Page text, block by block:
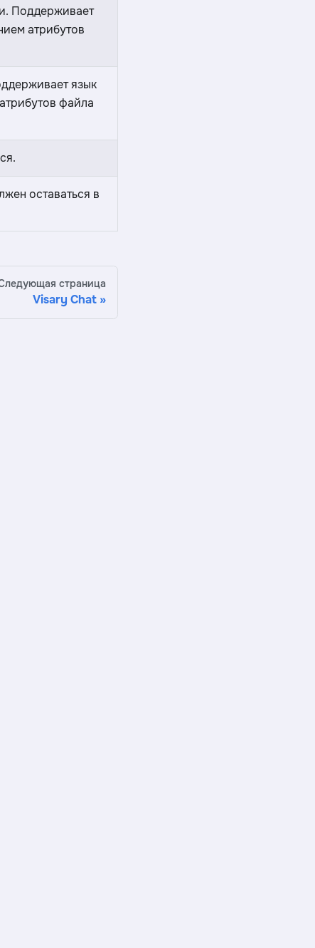
Поддерживает
атрибутов
язык
файла
оставаться в
страница
Visary Chat